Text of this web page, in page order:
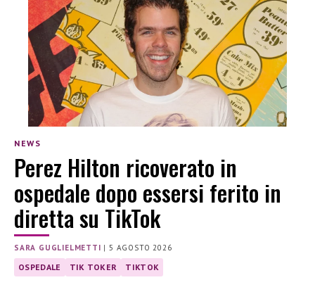
NEWS
Perez Hilton ricoverato in
ospedale dopo essersi ferito in
diretta su TikTok
SARA GUGLIELMETTI |5 AGOSTO 2026
OSPEDALE TIK TOKER TIKTOK